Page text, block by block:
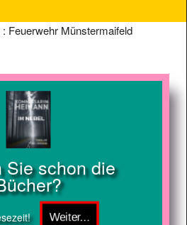
: Feuerwehr Münstermaifeld
Sie schon die